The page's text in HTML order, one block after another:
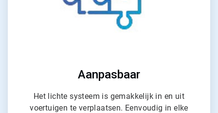
Aanpasbaar
Het lichte systeem is gemakkelijk in en uit
voertuigen te verplaatsen. Eenvoudig in elke